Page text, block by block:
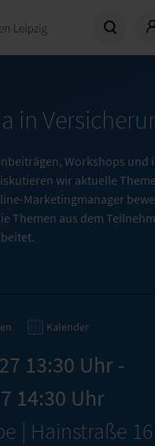
in
Workshops und
wir aktuelle
Marketingmanager
Themen aus dem
Kalender
13:30 Uhr -
14:30 Uhr
| Hainstraße